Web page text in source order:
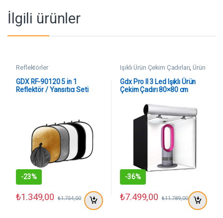
İlgili ürünler
Reflektörler
GDX RF-90120 5 in 1
Reflektör / Yansıtıcı Seti
-23%
₺1.349,00 ₺1.754,00
Işıklı Ürün Çekim Çadırları,Ürün
Gdx Pro II 3 Led Işıklı Ürün
Çekim Çadırı 80×80 cm
-36%
₺7.499,00 ₺11.789,00